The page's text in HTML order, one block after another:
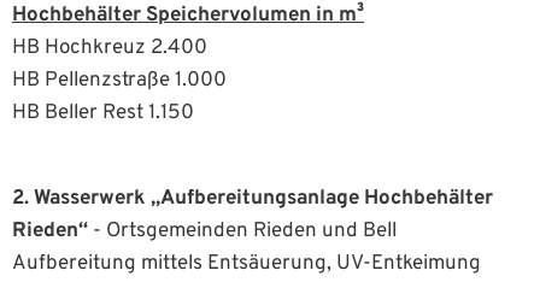
Hochbehälter Speichervolumen in m³
HB Hochkreuz 2.400
HB Pellenzstraße 1.000
HB Beller Rest 1.150
2. Wasserwerk „Aufbereitungsanlage Hochbehälter
Rieden“ - Ortsgemeinden Rieden und Bell
Aufbereitung mittels Entsäuerung, UV-Entkeimung